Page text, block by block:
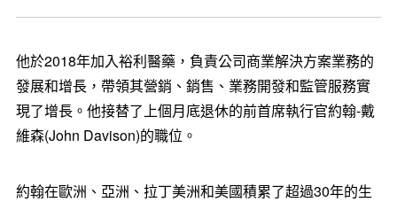
他於2018年加入裕利醫藥，負責公司商業解決方案業務的
發展和增長，帶領其營銷、銷售、業務開發和監管服務實
現了增長。他接替了上個月底退休的前首席執行官約翰-戴
維森(John Davison)的職位。
約翰在歐洲、亞洲、拉丁美洲和美國積累了超過30年的生